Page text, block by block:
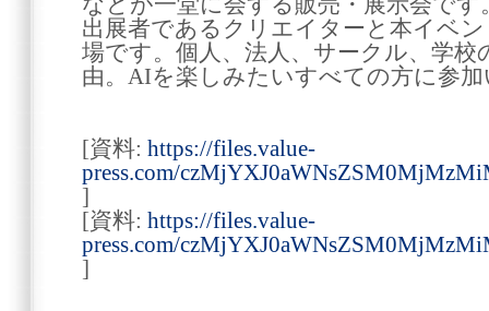
出展者であるクリエイターと本イベ
場です。個人、法人、サークル、学校
由。AIを楽しみたいすべての方に参
[資料: https://files.value-
press.com/
]
[資料: https://files.value-
press.com/
]